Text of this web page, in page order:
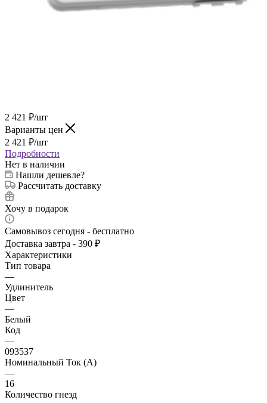
2 421 ₽/шт
Варианты цен
2 421 ₽/шт
Подробности
Нет в наличии
Нашли дешевле?
Рассчитать доставку
Хочу в подарок
Самовывоз сегодня - бесплатно
Доставка завтра - 390 ₽
Характеристики
Тип товара
—
Удлинитель
Цвет
—
Белый
Код
—
093537
Номинальный Ток (A)
—
16
Количество гнезд